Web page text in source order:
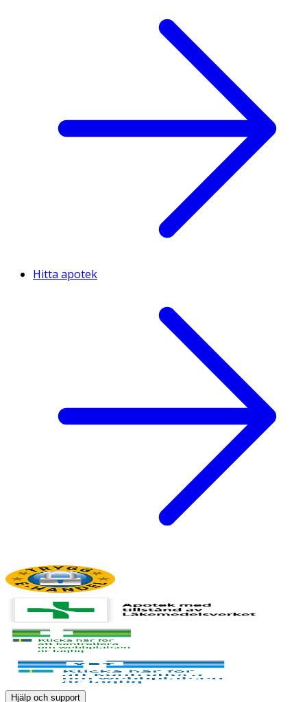
Hitta apotek
Hjälp och support